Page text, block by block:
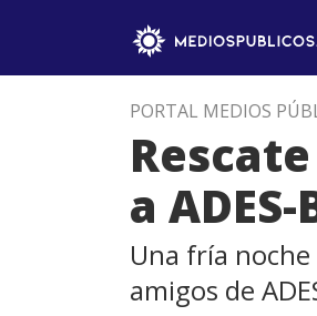
PORTAL MEDIOS
a
Una fría
amigos de